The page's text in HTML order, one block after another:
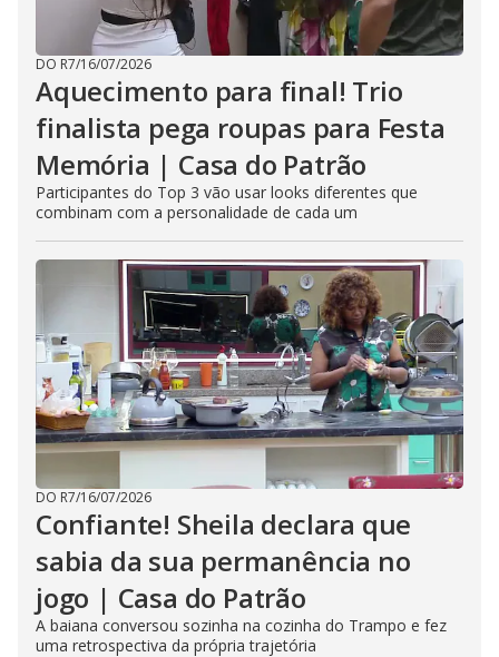
DO R7/16/07/2026
Aquecimento para final! Trio
finalista pega roupas para Festa
Memória | Casa do Patrão
Participantes do Top 3 vão usar looks diferentes que
combinam com a personalidade de cada um
DO R7/16/07/2026
Confiante! Sheila declara que
sabia da sua permanência no
jogo | Casa do Patrão
A baiana conversou sozinha na cozinha do Trampo e fez
uma retrospectiva da própria trajetória